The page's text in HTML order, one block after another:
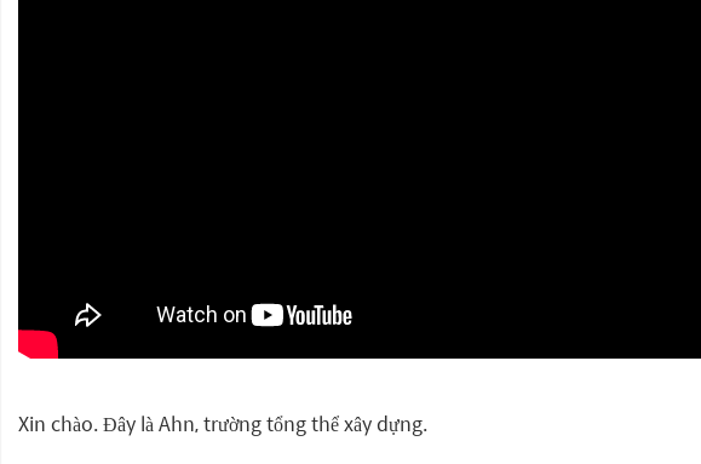
Xin chào. Đây là Ahn, trường tổng thể xây dựng.